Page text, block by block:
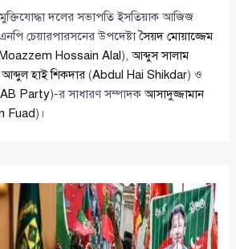
দলের সভাপতি ইসতিয়াক আজিজ
চেয়ারপারসনের উপদেষ্টাসৈয়দ মোয়াজ্জেম
Hossain Alal ),আব্দুস সালাম
আব্দুল হাই শিকদার (Abdul Hai Shikdar) ও
AB Party)-র সাধারণ সম্পাদকআসাদুজ্জামান
Fuad)।